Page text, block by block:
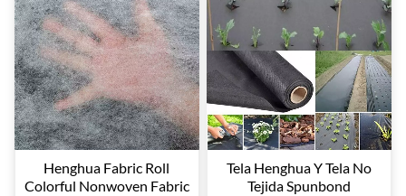
Henghua Fabric Roll
Colorful Nonwoven Fabric
Tela Henghua Y Tela No
Tejida Spunbond